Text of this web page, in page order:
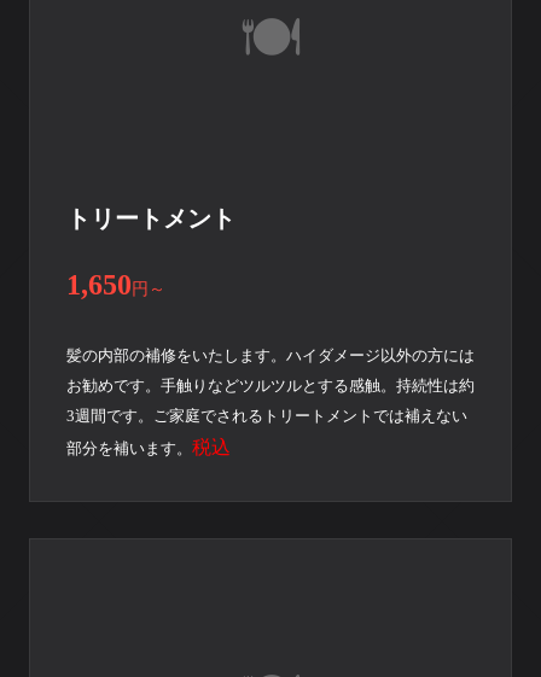
トリートメント
1,650 円 ～
髪の内部の補修をいたします。ハイダメージ以外の方には
お勧めです。手触りなどツルツルとする感触。持続性は約
3週間です。ご家庭でされるトリートメントでは補えない
部分を補います。 税込